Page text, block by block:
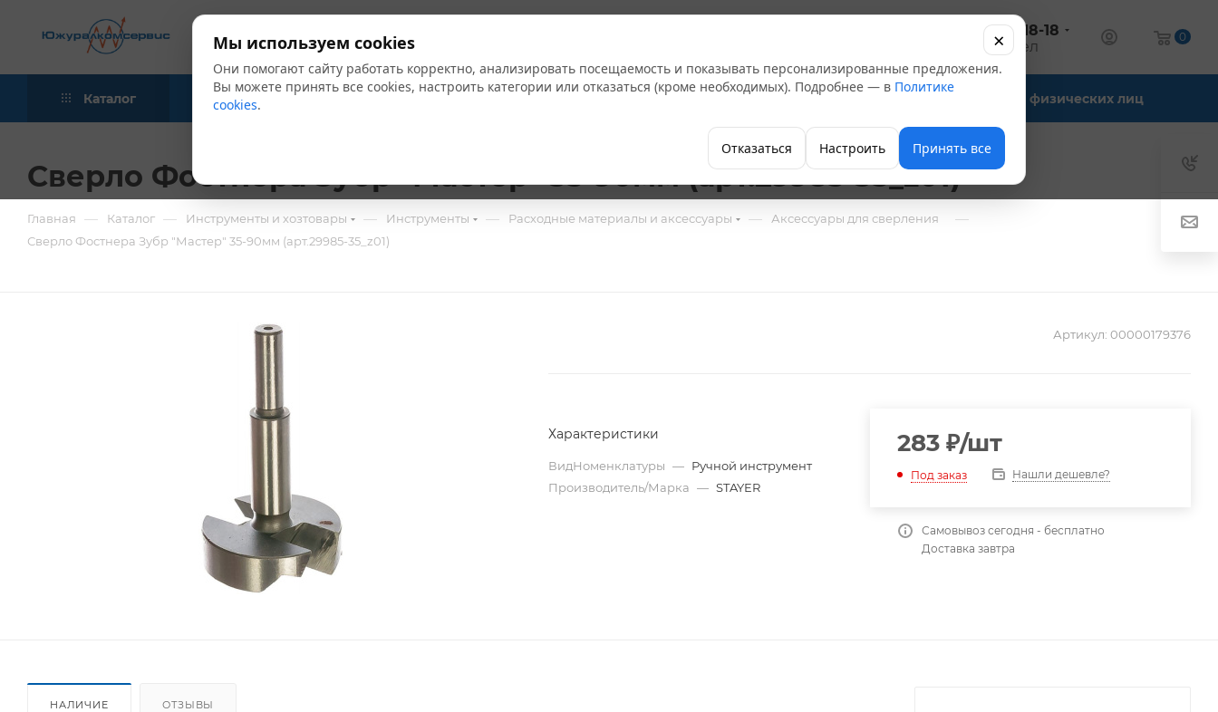
+7 (347) 246-18-18
оптовый отдел
0
Каталог Акции Бренды Компания Офис-склады Для физических лиц
Сверло Фостнера Зубр "Мастер" 35-90мм (арт.29985-35_z01)
Главная — Каталог — Инструменты и хозтовары — Инструменты — Расходные материалы и аксессуары — Аксессуары для сверления —
Сверло Фостнера Зубр "Мастер" 35-90мм (арт.29985-35_z01)
Артикул: 00000179376
Характеристики
ВидНоменклатуры — Ручной инструмент
Производитель/Марка — STAYER
283₽/шт
Под заказ Нашли дешевле?
Самовывоз сегодня - бесплатно
Доставка завтра
НАЛИЧИЕ ОТЗЫВЫ
Мы используем cookies
Они помогают сайту работать корректно, анализировать посещаемость и показывать персонализированные предложения.
Вы можете принять все cookies, настроить категории или отказаться (кроме необходимых). Подробнее — в Политике
cookies.
Отказаться Настроить Принять все
×